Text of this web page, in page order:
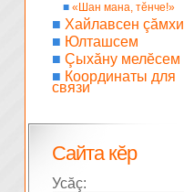
■ «Шан мана, тĕнче!»
■ Хайлавсен çăмхи
■ Юлташсем
■ Çыхăну мелĕсем
■ Координаты для
связи
Сайта кĕр
Усăç: